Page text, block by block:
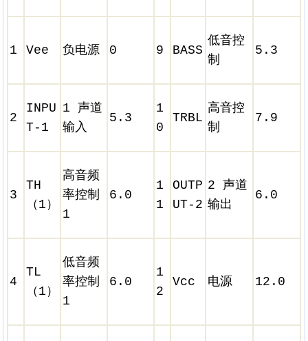
1 Vee 负电源 0 9 BASS
低音控
制
5.3
2
INPU
T-1
1 声道
输入
5.3
1
0
TRBL
高音控
制
7.9
3
TH
（1）
高音频
率控制
1
6.0
1
1
OUTP
UT-2
2 声道
输出
6.0
4
TL
（1）
低音频
率控制
1
6.0
1
2
Vcc 电源 12.0